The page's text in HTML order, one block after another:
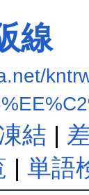
線
結 |
| 単語